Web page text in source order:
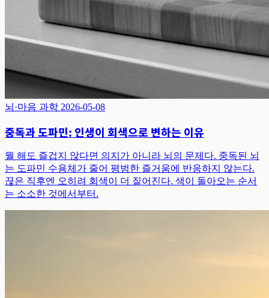
뇌·마음 과학 2026-05-08
중독과 도파민: 인생이 회색으로 변하는 이유
뭘 해도 즐겁지 않다면 의지가 아니라 뇌의 문제다. 중독된 뇌
는 도파민 수용체가 줄어 평범한 즐거움에 반응하지 않는다.
끊은 직후엔 오히려 회색이 더 짙어진다. 색이 돌아오는 순서
는 소소한 것에서부터.